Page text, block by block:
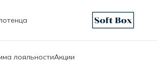
лояльностиАкции